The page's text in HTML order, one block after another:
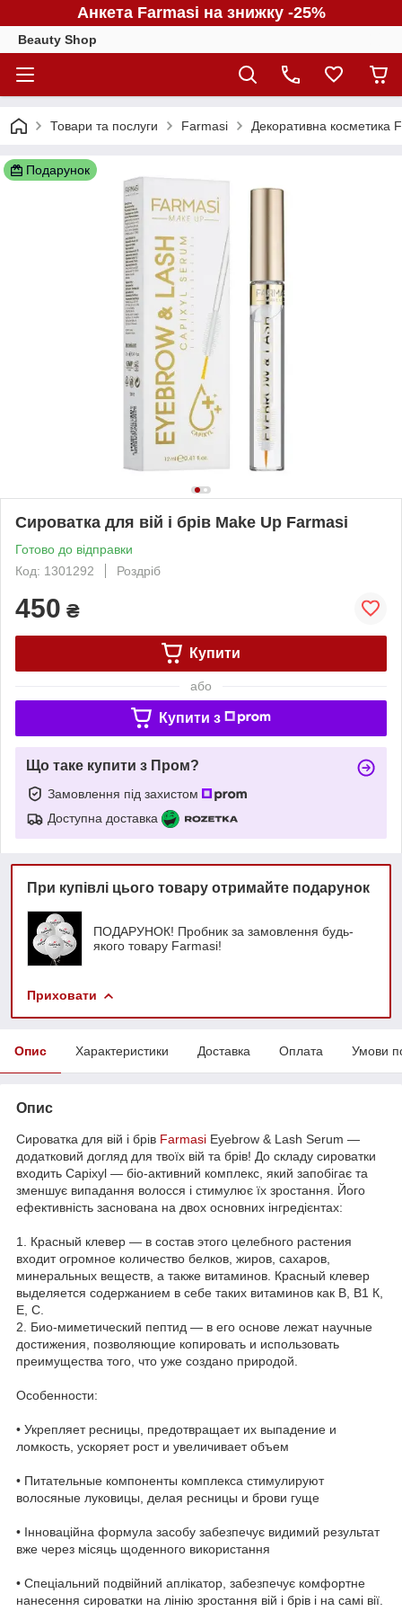
Анкета Farmasi на знижку -25%
Beauty Shop
Товари та послуги Farmasi Декоративна косметика
Подарунок
Сироватка для вій і брів Make Up Farmasi
Готово до відправки
Код: 1301292
Роздріб
450 ₴
Купити
або
Купити з
Що таке купити з Пром?
Замовлення під захистом
Доступна доставка
При купівлі цього товару отримайте подарунок
ПОДАРУНОК! Пробник за замовлення будь-
якого товару Farmasi!
Приховати
Опис Характеристики Доставка Оплата Умови
Опис
Сироватка для вій і брів Farmasi Eyebrow & Lash Serum —
додатковий догляд для твоїх вій та брів! До складу сироватки
входить Capixyl — біо-активний комплекс, який запобігає та
зменшує випадання волосся і стимулює їх зростання. Його
ефективність заснована на двох основних інгредієнтах:
1. Красный клевер — в состав этого целебного растения
входит огромное количество белков, жиров, сахаров,
минеральных веществ, а также витаминов. Красный клевер
выделяется содержанием в себе таких витаминов как В, В1 К,
Е, С.
2. Био-миметический пептид — в его основе лежат научные
достижения, позволяющие копировать и использовать
преимущества того, что уже создано природой.
Особенности:
• Укрепляет ресницы, предотвращает их выпадение и
ломкость, ускоряет рост и увеличивает объем
• Питательные компоненты комплекса стимулируют
волосяные луковицы, делая ресницы и брови гуще
• Інноваційна формула засобу забезпечує видимий результат
вже через місяць щоденного використання
• Спеціальний подвійний аплікатор, забезпечує комфортне
нанесення сироватки на лінію зростання вій і брів і на самі вії.